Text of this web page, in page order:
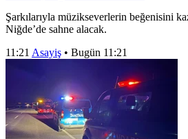
Şarkılarıyla müzikseverlerin beğenisini
Niğde’de sahne alacak.
11:21 Asayiş • Bugün 11:21